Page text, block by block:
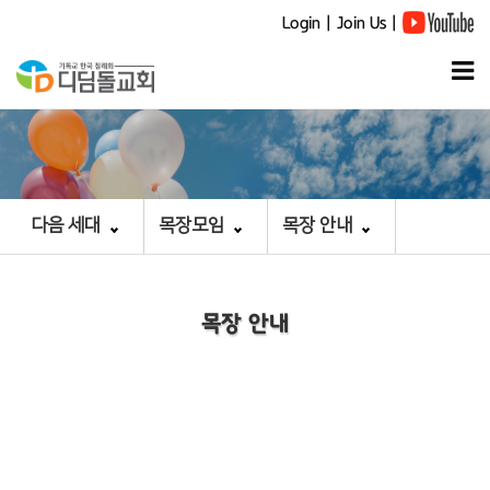
Login Join Us
다음 세대 목장모임 목장 안내
목장 안내